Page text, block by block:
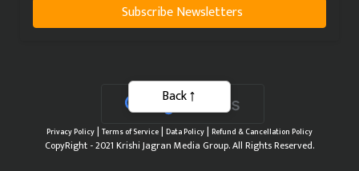
Subscribe Newsletters
Privacy Policy| Terms of Service| Data Policy| Refund & Cancellation Policy
CopyRight - 2021 Krishi Jagran Media Group. All Rights Reserved.
Back